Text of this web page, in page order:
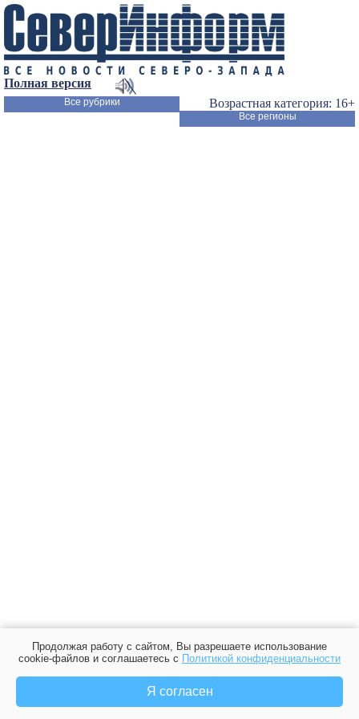
Полная версия
Возрастная категория: 16+
Все рубрики
Все регионы
Продолжая работу с сайтом, Вы разрешаете использование
cookie-файлов и соглашаетесь с Политикой конфиденциальности
Я согласен